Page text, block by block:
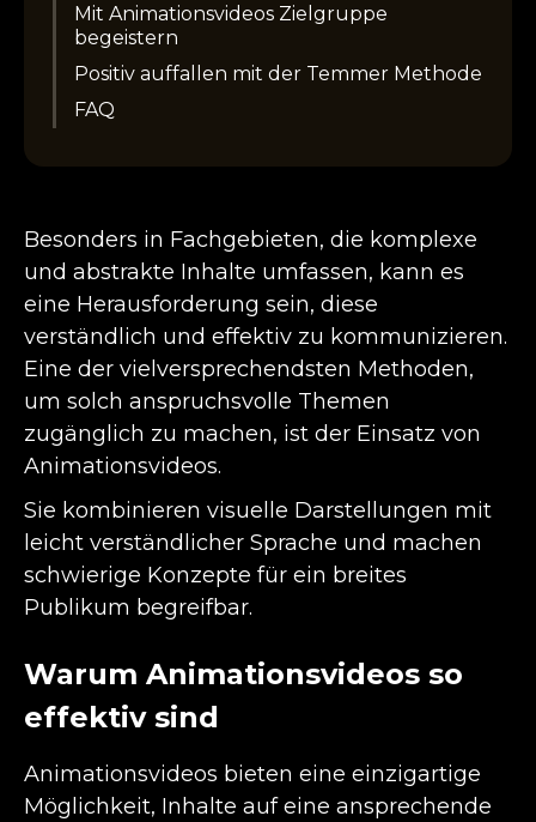
Besonders in Fachgebieten, die komplexe
und abstrakte Inhalte umfassen, kann es
eine Herausforderung sein, diese
verständlich und effektiv zu kommunizieren.
Eine der vielversprechendsten Methoden,
um solch anspruchsvolle Themen
zugänglich zu machen, ist der Einsatz von
Animationsvideos.
Sie kombinieren visuelle Darstellungen mit
leicht verständlicher Sprache und machen
schwierige Konzepte für ein breites
Publikum begreifbar.
Warum Animationsvideos so
effektiv sind
Animationsvideos bieten eine einzigartige
Möglichkeit, Inhalte auf eine ansprechende
Mit Animationsvideos Zielgruppe
begeistern
Positiv auffallen mit der Temmer Methode
FAQ